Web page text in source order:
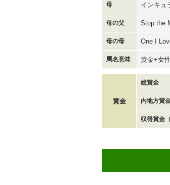
母 インキュ
母の父 Stop the
母の母 One I
馬名意味 黄金+女
賞金
総賞金
内地方賞
収得賞金